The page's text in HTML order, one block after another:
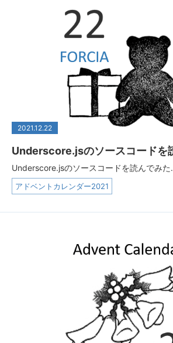
2021.12.22
Underscore.jsのソースコードを
Underscore.jsのソースコードを読んでみ
アドベントカレンダー2021